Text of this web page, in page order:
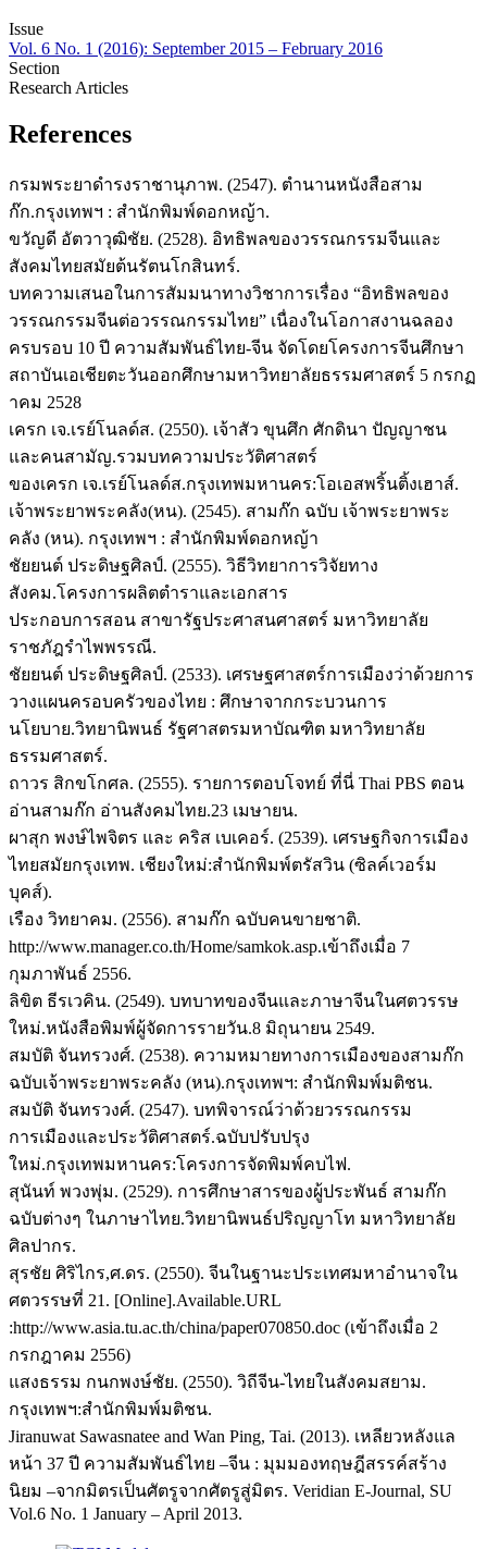
Issue
Vol. 6 No. 1 (2016): September 2015 – February 2016
Section
Research Articles
References
กรมพระยาดำรงราชานุภาพ. (2547). ตำนานหนังสือสาม
ก๊ก.กรุงเทพฯ : สำนักพิมพ์ดอกหญ้า.
ขวัญดี อัตวาวุฒิชัย. (2528). อิทธิพลของวรรณกรรมจีนและ
สังคมไทยสมัยต้นรัตนโกสินทร์.
บทความเสนอในการสัมมนาทางวิชาการเรื่อง “อิทธิพลของ
วรรณกรรมจีนต่อวรรณกรรมไทย” เนื่องในโอกาสงานฉลอง
ครบรอบ 10 ปี ความสัมพันธ์ไทย-จีน จัดโดยโครงการจีนศึกษา
สถาบันเอเชียตะวันออกศึกษามหาวิทยาลัยธรรมศาสตร์ 5 กรกฏ
าคม 2528
เครก เจ.เรย์โนลด์ส. (2550). เจ้าสัว ขุนศึก ศักดินา ปัญญาชน
และคนสามัญ.รวมบทความประวัติศาสตร์
ของเครก เจ.เรย์โนลด์ส.กรุงเทพมหานคร:โอเอสพริ้นติ้งเฮาส์.
เจ้าพระยาพระคลัง(หน). (2545). สามก๊ก ฉบับ เจ้าพระยาพระ
คลัง (หน). กรุงเทพฯ : สำนักพิมพ์ดอกหญ้า
ชัยยนต์ ประดิษฐศิลป์. (2555). วิธีวิทยาการวิจัยทาง
สังคม.โครงการผลิตตำราและเอกสาร
ประกอบการสอน สาขารัฐประศาสนศาสตร์ มหาวิทยาลัย
ราชภัฎรำไพพรรณี.
ชัยยนต์ ประดิษฐศิลป์. (2533). เศรษฐศาสตร์การเมืองว่าด้วยการ
วางแผนครอบครัวของไทย : ศึกษาจากกระบวนการ
นโยบาย.วิทยานิพนธ์ รัฐศาสตรมหาบัณฑิต มหาวิทยาลัย
ธรรมศาสตร์.
ถาวร สิกขโกศล. (2555). รายการตอบโจทย์ ที่นี่ Thai PBS ตอน
อ่านสามก๊ก อ่านสังคมไทย.23 เมษายน.
ผาสุก พงษ์ไพจิตร และ คริส เบเคอร์. (2539). เศรษฐกิจการเมือง
ไทยสมัยกรุงเทพ. เชียงใหม่:สำนักพิมพ์ตรัสวิน (ซิลค์เวอร์ม
บุคส์).
เรือง วิทยาคม. (2556). สามก๊ก ฉบับคนขายชาติ.
http://www.manager.co.th/Home/samkok.asp.เข้าถึงเมื่อ 7
กุมภาพันธ์ 2556.
ลิขิต ธีรเวคิน. (2549). บทบาทของจีนและภาษาจีนในศตวรรษ
ใหม่.หนังสือพิมพ์ผู้จัดการรายวัน.8 มิถุนายน 2549.
สมบัติ จันทรวงศ์. (2538). ความหมายทางการเมืองของสามก๊ก
ฉบับเจ้าพระยาพระคลัง (หน).กรุงเทพฯ: สำนักพิมพ์มติชน.
สมบัติ จันทรวงศ์. (2547). บทพิจารณ์ว่าด้วยวรรณกรรม
การเมืองและประวัติศาสตร์.ฉบับปรับปรุง
ใหม่.กรุงเทพมหานคร:โครงการจัดพิมพ์คบไฟ.
สุนันท์ พวงพุ่ม. (2529). การศึกษาสารของผู้ประพันธ์ สามก๊ก
ฉบับต่างๆ ในภาษาไทย.วิทยานิพนธ์ปริญญาโท มหาวิทยาลัย
ศิลปากร.
สุรชัย ศิริไกร,ศ.ดร. (2550). จีนในฐานะประเทศมหาอำนาจใน
ศตวรรษที่ 21. [Online].Available.URL
:http://www.asia.tu.ac.th/china/paper070850.doc (เข้าถึงเมื่อ 2
กรกฎาคม 2556)
แสงธรรม กนกพงษ์ชัย. (2550). วิถีจีน-ไทยในสังคมสยาม.
กรุงเทพฯ:สำนักพิมพ์มติชน.
Jiranuwat Sawasnatee and Wan Ping, Tai. (2013). เหลียวหลังแล
หน้า 37 ปี ความสัมพันธ์ไทย –จีน : มุมมองทฤษฎีสรรค์สร้าง
นิยม –จากมิตรเป็นศัตรูจากศัตรูสู่มิตร. Veridian E-Journal, SU
Vol.6 No. 1 January – April 2013.